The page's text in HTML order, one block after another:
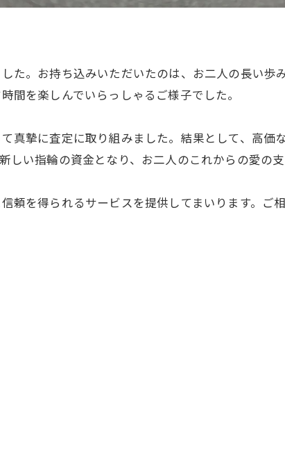
た。お持ち込みいただいたのは、お二人の長い歩
間を楽しんでいらっしゃるご様子でした。
真摯に査定に取り組みました。結果として、高価
い指輪の資金となり、お二人のこれからの愛の支
頼を得られるサービスを提供してまいります。ご